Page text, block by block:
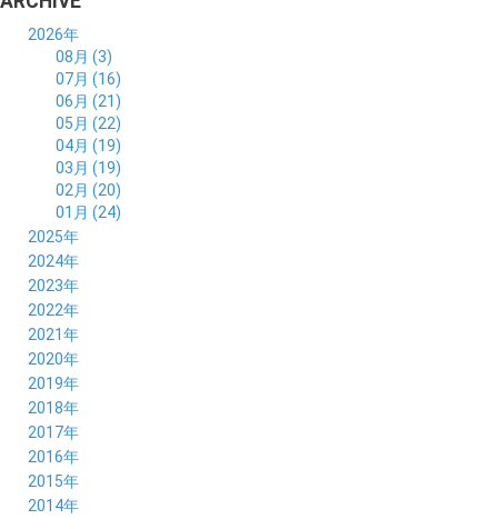
2026年
08月 (3)
07月 (16)
06月 (21)
05月 (22)
04月 (19)
03月 (19)
02月 (20)
01月 (24)
2025年
12月 (14)
11月 (17)
10月 (21)
09月 (20)
08月 (20)
07月 (18)
06月 (22)
05月 (21)
04月 (19)
03月 (19)
02月 (19)
01月 (21)
2024年
12月 (19)
11月 (21)
10月 (23)
09月 (23)
08月 (20)
07月 (21)
06月 (22)
05月 (18)
04月 (26)
03月 (23)
02月 (29)
2023年
12月 (19)
11月 (19)
10月 (20)
09月 (22)
08月 (24)
07月 (26)
06月 (25)
05月 (28)
04月 (26)
03月 (30)
2022年
12月 (36)
11月 (16)
10月 (22)
09月 (20)
08月 (18)
07月 (21)
06月 (23)
05月 (25)
04月 (20)
2021年
12月 (18)
11月 (19)
10月 (20)
09月 (24)
08月 (35)
07月 (17)
06月 (25)
05月 (31)
2020年
12月 (19)
11月 (23)
10月 (24)
09月 (29)
08月 (26)
07月 (25)
06月 (21)
2019年
12月 (26)
11月 (21)
10月 (26)
09月 (26)
08月 (31)
07月 (22)
2018年
12月 (22)
11月 (28)
10月 (23)
09月 (27)
08月 (24)
2017年
12月 (20)
11月 (22)
10月 (21)
2016年
12月 (26)
11月 (21)
2015年
12月 (36)
2014年